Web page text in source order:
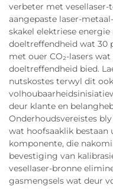
verbeter met
aangepaste laser-
skakel elektriese
doeltreffendheid wat 30
met ouer CO₂-lasers
doeltreffendheid bied.
nutskostes terwyl dit
deur klante en
Onderhoudsvereistes
wat hoofsaaklik bestaan
komponente, die
bevestiging van
vesellaser-bronne
gasmengsels wat deur